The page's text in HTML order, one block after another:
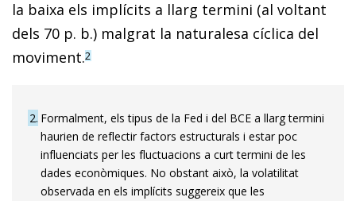
la baixa els implícits a llarg termini (al voltant
dels 70 p. b.) malgrat la naturalesa cíclica del
moviment.2
2 Formalment, els tipus de la Fed i del BCE a llarg termini
haurien de reflectir factors estructurals i estar poc
influenciats per les fluctuacions a curt termini de les
dades econòmiques. No obstant això, la volatilitat
observada en els implícits suggereix que les